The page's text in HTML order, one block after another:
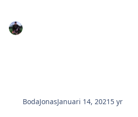
BodaJonasJanuari 14, 2021 5 yr